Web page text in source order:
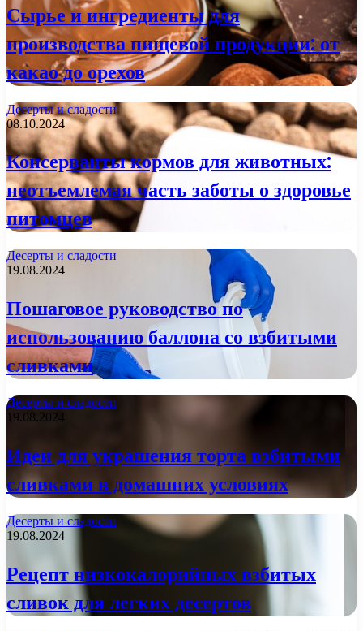
Сырье и ингредиенты для
производства пищевой продукции: от
какао до орехов
Десерты и сладости
08.10.2024
Консерванты кормов для животных:
неотъемлемая часть заботы о здоровье
питомцев
Десерты и сладости
19.08.2024
Пошаговое руководство по
использованию баллона со взбитыми
сливками
Десерты и сладости
19.08.2024
Идеи для украшения торта взбитыми
сливками в домашних условиях
Десерты и сладости
19.08.2024
Рецепт низкокалорийных взбитых
сливок для легких десертов